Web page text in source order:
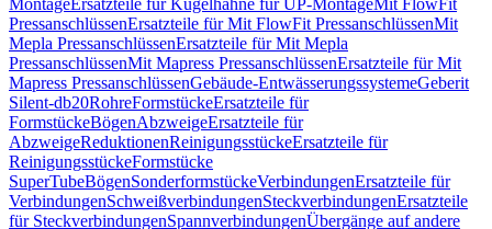
MontageErsatzteile für Kugelhähne für UP-MontageMit FlowFit
PressanschlüssenErsatzteile für Mit FlowFit PressanschlüssenMit
Mepla PressanschlüssenErsatzteile für Mit Mepla
PressanschlüssenMit Mapress PressanschlüssenErsatzteile für Mit
Mapress PressanschlüssenGebäude-EntwässerungssystemeGeberit
Silent-db20RohreFormstückeErsatzteile für
FormstückeBögenAbzweigeErsatzteile für
AbzweigeReduktionenReinigungsstückeErsatzteile für
ReinigungsstückeFormstücke
SuperTubeBögenSonderformstückeVerbindungenErsatzteile für
VerbindungenSchweißverbindungenSteckverbindungenErsatzteile
für SteckverbindungenSpannverbindungenÜbergänge auf andere